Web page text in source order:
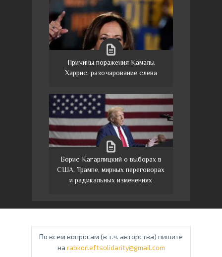
Причины поражения Камалы
Харрис: разочарование слева
Борис Кагарлицкий о выборах в
США, Трампе, мирных переговорах
и радикальных изменениях
По всем вопросам (в т.ч. авторства) пишите
на rabkorleftsolidarity@gmail.com